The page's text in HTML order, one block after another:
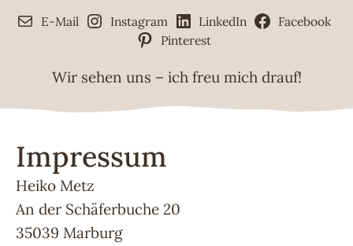
E-Mail Instagram LinkedIn
Facebook
Pinterest
Wir sehen uns – ich freu mich drauf!
Impressum
Heiko Metz
An der Schäferbuche 20
35039 Marburg